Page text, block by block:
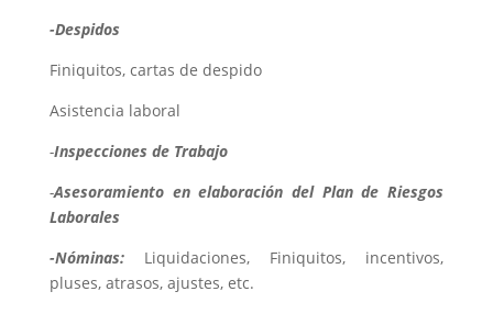
-Despidos
Finiquitos, cartas de despido
Asistencia laboral
-Inspecciones de Trabajo
-Asesoramiento en elaboración del Plan de Riesgos
Laborales
-Nóminas: Liquidaciones, Finiquitos, incentivos,
pluses, atrasos, ajustes, etc.